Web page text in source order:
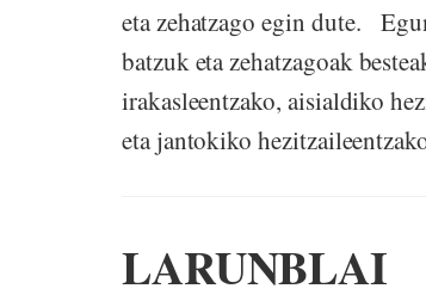
eta zehatzago egin dute.
batzuk eta zehatzagoak
irakasleentzako, aisialdiko
eta jantokiko
LARUNBLAI